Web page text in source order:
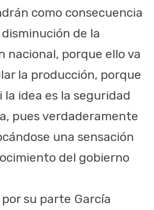
como consecuencia
de la
nacional, porque ello va
la producción, porque
la idea es la seguridad
pues verdaderamente
una sensación
del gobierno
su parte García